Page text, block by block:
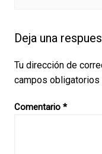
Deja una
Tu dirección de
campos obligatorios
Comentario *